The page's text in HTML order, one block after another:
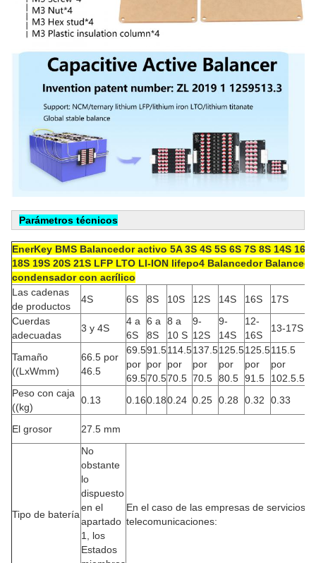
Parámetros técnicos
EnerKey BMS Balancedor activo 5A 3S 4S 5S 6S 7S 8S 14S 16S
18S 19S 20S 21S LFP LTO LI-ION lifepo4 Balancedor
condensador con acrílico
Las cadenas
de productos
4S 6S 8S 10S 12S 14S 16S 17S
Cuerdas
adecuadas
3 y 4S
4 a
6S
6 a
8S
8 a
10 S
9-
12S
9-
14S
12-
16S
13-17S
Tamaño
((LxWmm)
66.5 por
46.5
69.5
por
69.5
91.5
por
70.5
114.5
por
70.5
137.5
por
70.5
125.5
por
80.5
125.5
por
91.5
115.5
por
102.5.5
Peso con caja
((kg)
0.13 0.160.180.24 0.25 0.28 0.32 0.33
El grosor 27.5 mm
Tipo de batería
No
obstante
lo
dispuesto
en el
apartado
1, los
Estados
En el caso de las empresas de servicios
telecomunicaciones: